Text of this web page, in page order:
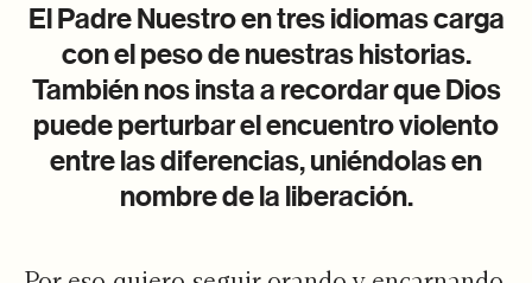
El Padre Nuestro en tres idiomas carga
con el peso de nuestras historias.
También nos insta a recordar que Dios
puede perturbar el encuentro violento
entre las diferencias, uniéndolas en
nombre de la liberación.